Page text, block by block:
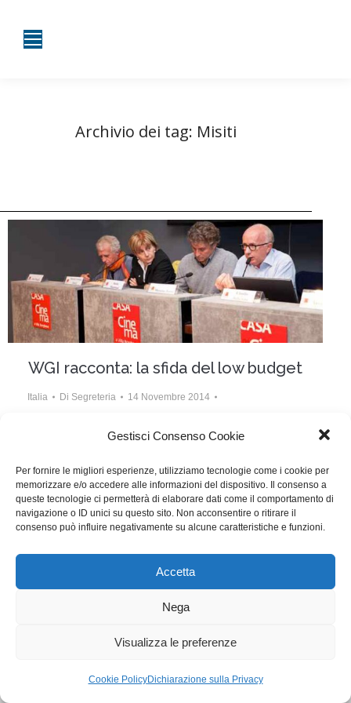
Gestisci Consenso Cookie
Per fornire le migliori esperienze, utilizziamo tecnologie come i cookie per
memorizzare e/o accedere alle informazioni del dispositivo. Il consenso a
queste tecnologie ci permetterà di elaborare dati come il comportamento di
navigazione o ID unici su questo sito. Non acconsentire o ritirare il
consenso può influire negativamente su alcune caratteristiche e funzioni.
Accetta
Nega
Visualizza le preferenze
Cookie PolicyDichiarazione sulla Privacy
Archivio dei tag: Misiti
WGI racconta: la sfida del low budget
Italia Di Segreteria 14 Novembre 2014
dell’ultimo PKF.
WGI - Tutti i diritti riservati © 2021
+39 347 2461036
segreteria@writersguilditalia.it
Concept: Annamaria De Paola - Realizzazione: